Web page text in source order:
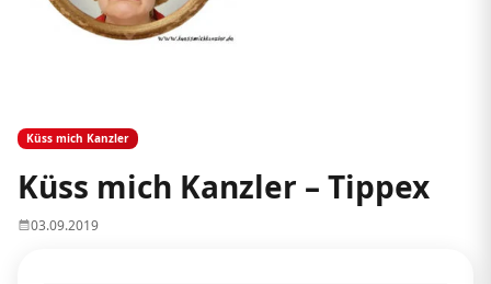
Küss mich Kanzler
Küss mich Kanzler – Tippex
03.09.2019